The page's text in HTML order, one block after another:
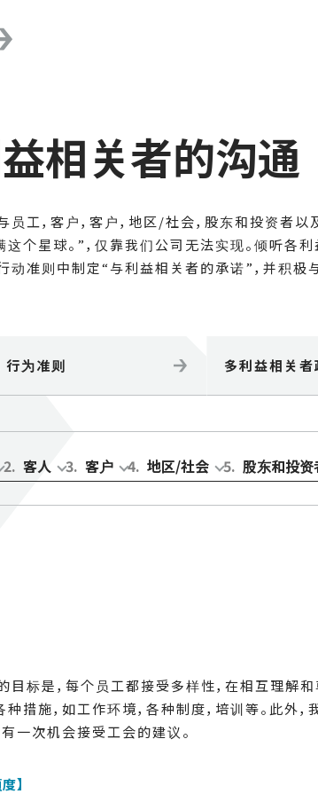
相关者的沟通
工，客户，客户，地区/社会，股东和投资者
个星球。”，仅靠我们公司无法实现。倾听各
准则中制定“与利益相关者的承诺”，并积极
为准则 多利益相关者
2. 客人 3. 客户 4. 地区/社会 5. 股东和投资
标是，每个员工都接受多样性，在相互理解和
措施，如工作环境，各种制度，培训等。此
一次机会接受工会的建议。
】